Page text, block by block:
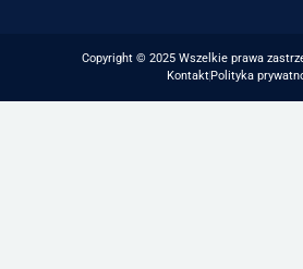
Copyright © 2025 Wszelkie prawa
KontaktPolityka